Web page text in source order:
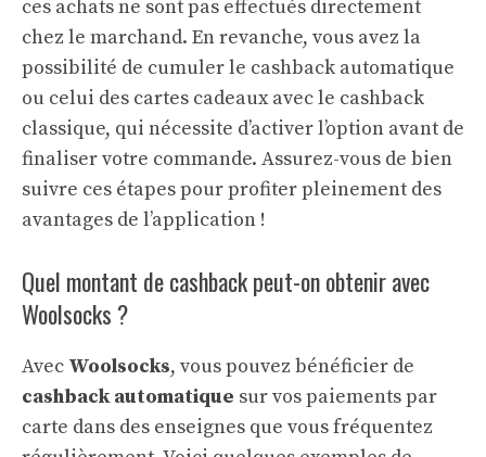
ces achats ne sont pas effectués directement
chez le marchand. En revanche, vous avez la
possibilité de cumuler le cashback automatique
ou celui des cartes cadeaux avec le cashback
classique, qui nécessite d’activer l’option avant de
finaliser votre commande. Assurez-vous de bien
suivre ces étapes pour profiter pleinement des
avantages de l’application !
Quel montant de cashback peut-on obtenir avec
Woolsocks ?
Avec Woolsocks, vous pouvez bénéficier de
cashback automatique sur vos paiements par
carte dans des enseignes que vous fréquentez